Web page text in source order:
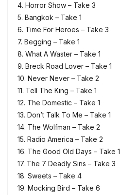
4. Horror Show – Take 3
5. Bangkok – Take 1
6. Time For Heroes – Take 3
7. Begging – Take 1
8. What A Waster – Take 1
9. Breck Road Lover – Take 1
10. Never Never – Take 2
11. Tell The King – Take 1
12. The Domestic – Take 1
13. Don’t Talk To Me – Take 1
14. The Wolfman – Take 2
15. Radio America – Take 2
16. The Good Old Days – Take 1
17. The 7 Deadly Sins – Take 3
18. Sweets – Take 4
19. Mocking Bird – Take 6